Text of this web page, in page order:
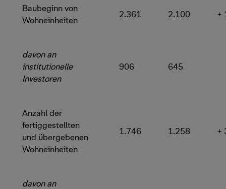
Baubeginn von
Wohneinheiten
2.361 2.100 +
davon an
institutionelle
Investoren
906 645
Anzahl der
fertiggestellten
und übergebenen
Wohneinheiten
1.746 1.258 +
davon an